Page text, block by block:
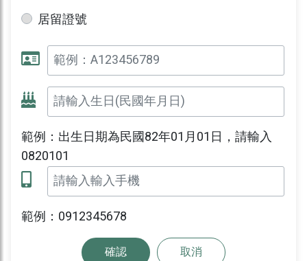
居留證號
範例：出生日期為民國82年01月01日，請輸入
0820101
範例：0912345678
確認 取消